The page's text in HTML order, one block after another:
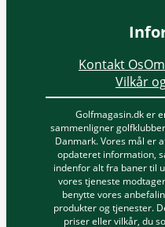
Kontakt Os
Vilkår
Golfmagasin.dk er
sammenligner
Danmark. Vores mål er
opdateret information,
indenfor alt fra baner til
vores tjeneste
benytte vores
produkter og tjenester.
priser eller vilkår, du